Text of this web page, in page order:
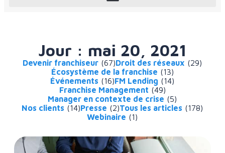
Jour : mai 20, 2021
Devenir franchiseur (67)Droit des réseaux (29)
Écosystème de la franchise (13)
Événements (16)FM Lending (14)
Franchise Management (49)
Manager en contexte de crise (5)
Nos clients (14)Presse (2)Tous les articles (178)
Webinaire (1)